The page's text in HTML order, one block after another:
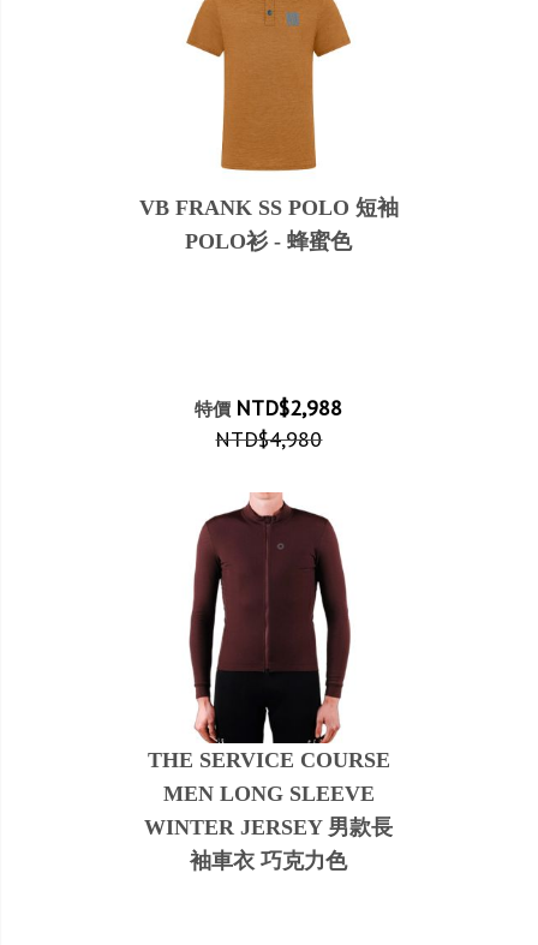
VB FRANK SS POLO 短袖
POLO衫 - 蜂蜜色
特價 NTD$2,988
NTD$4,980
THE SERVICE COURSE
MEN LONG SLEEVE
WINTER JERSEY 男款長
袖車衣 巧克力色